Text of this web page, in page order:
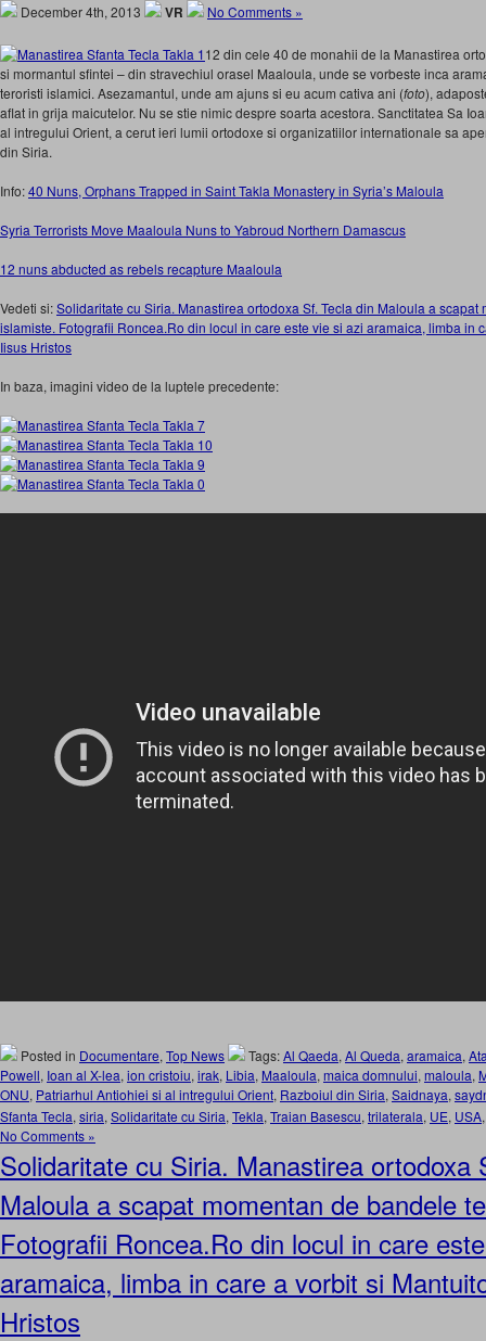
December 4th, 2013 VR No Comments »
12 din cele 40 de monahii de la Manastirea
si mormantul sfintei – din stravechiul orasel Maaloula, unde se vorbeste inca
teroristi islamici. Asezamantul, unde am ajuns si eu acum cativa ani (foto),
aflat in grija maicutelor. Nu se stie nimic despre soarta acestora. Sanctitatea Sa
al intregului Orient, a cerut ieri lumii ortodoxe si organizatiilor internationale sa
din Siria.
Info:40 Nuns, Orphans Trapped in Saint Takla Monastery in Syria’s Maloula
Syria Terrorists Move Maaloula Nuns to Yabroud Northern Damascus
12 nuns abducted as rebels recapture Maaloula
Vedeti si:Solidaritate cu Siria. Manastirea ortodoxa Sf. Tecla din Maloula a
islamiste. Fotografii Roncea.Ro din locul in care este vie si azi aramaica, limba in
Iisus Hristos
In baza, imagini video de la luptele precedente:
Posted in Documentare, Top News Tags:Al Qaeda, Al Queda, aramaica,
Powell, Ioan al X-lea, ion cristoiu, irak, Libia, Maaloula, maica domnului, maloula,
ONU, Patriarhul Antiohiei si al intregului Orient, Razboiul din Siria, Saidnaya,
Sfanta Tecla, siria, Solidaritate cu Siria, Tekla, Traian Basescu, trilaterala, UE, USA
No Comments »
Solidaritate cu Siria. Manastirea ortodoxa
Maloula a scapat momentan de bandele
Fotografii Roncea.Ro din locul in care
aramaica, limba in care a vorbit si
Hristos